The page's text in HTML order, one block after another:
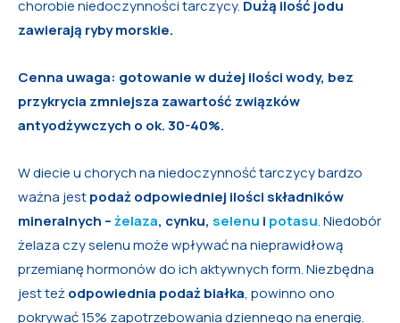
chorobie niedoczynności tarczycy. Dużą ilość jodu
zawierają ryby morskie.
Cenna uwaga: gotowanie w dużej ilości wody, bez
przykrycia zmniejsza zawartość związków
antyodżywczych o ok. 30-40%.
W diecie u chorych na niedoczynność tarczycy bardzo
ważna jestpodaż odpowiedniej ilości składników
mineralnych –żelaza, cynku, selenu i potasu. Niedobór
żelaza czy selenu może wpływać na nieprawidłową
przemianę hormonów do ich aktywnych form. Niezbędna
jest teżodpowiednia podaż białka, powinno ono
pokrywać 15% zapotrzebowania dziennego na energię.